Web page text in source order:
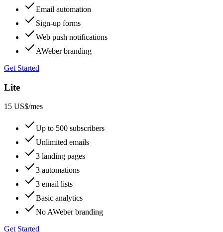
Email automation
Sign-up forms
Web push notifications
AWeber branding
Get Started
Lite
15 US$/mes
Up to 500 subscribers
Unlimited emails
3 landing pages
3 automations
3 email lists
Basic analytics
No AWeber branding
Get Started